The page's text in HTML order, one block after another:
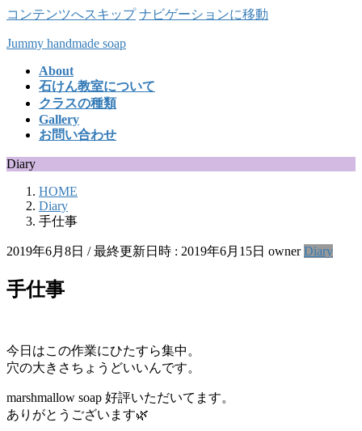
コンテンツへスキップ ナビゲーションに移動
Jummy handmade soap
About
石けん教室について
クラスの種類
Gallery
お問い合わせ
Diary
HOME
Diary
手仕事
2019年6月8日 / 最終更新日時 : 2019年6月15日 owner Diary
手仕事
今日はこの作業にひたすら集中。
穴の大きさちょうどいいんです。
marshmallow soap 好評いただいてます。
ありがとうございます🌿